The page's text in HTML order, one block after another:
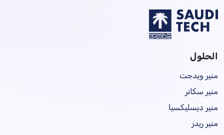
الحلول
منير ويدجت
منير سكانر
منير ديسليكسيا
منير ريدر